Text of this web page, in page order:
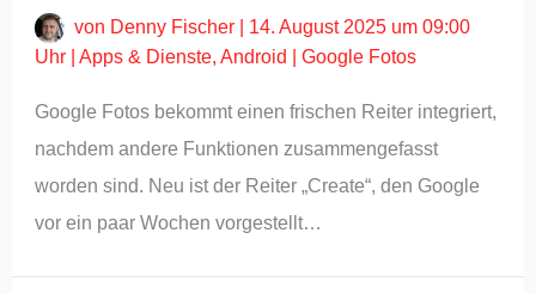
von Denny Fischer
14. August 2025 um 09:00
Uhr |Apps & Dienste,Android |Google Fotos
Google Fotos bekommt einen frischen Reiter integriert,
nachdem andere Funktionen zusammengefasst
worden sind. Neu ist der Reiter „Create“, den Google
vor ein paar Wochen vorgestellt…